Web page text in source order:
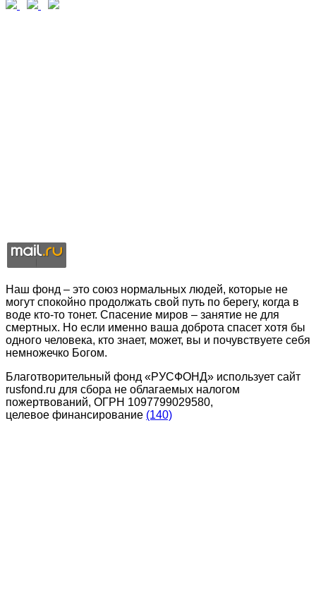
Наш фонд – это союз нормальных людей, которые не
могут спокойно продолжать свой путь по берегу, когда в
воде кто-то тонет. Спасение миров – занятие не для
смертных. Но если именно ваша доброта спасет хотя бы
одного человека, кто знает, может, вы и почувствуете себя
немножечко Богом.
Благотворительный фонд «РУСФОНД» использует сайт
rusfond.ru для сбора не облагаемых налогом
пожертвований, ОГРН 1097799029580,
целевое финансирование (140)